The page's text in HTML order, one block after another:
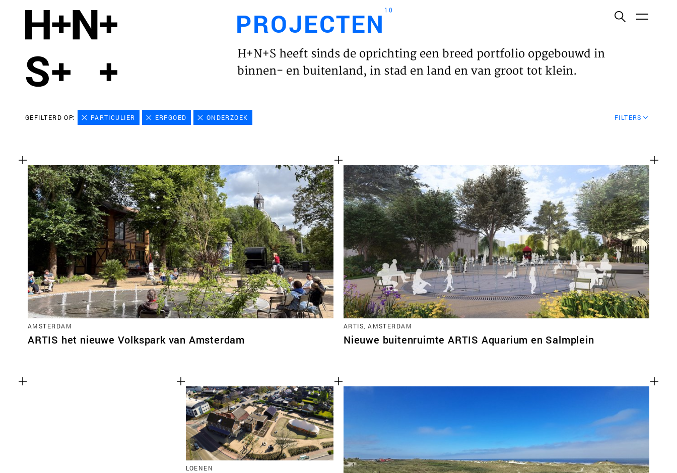
HOME
VISIE
NIEUWS
TEAM
CONTACT
PROJECTEN 10
H+N+S heeft sinds de oprichting een breed portfolio opgebouwd in
binnen- en buitenland, in stad en land en van groot tot klein.
GEFILTERD OP: PARTICULIER ERFGOED ONDERZOEK FILTERS
AMSTERDAM
ARTIS het nieuwe Volkspark van Amsterdam
ARTIS, AMSTERDAM
Nieuwe buitenruimte ARTIS Aquarium en Salmplein
LOENEN